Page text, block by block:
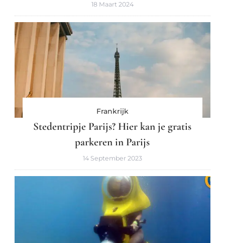
18 Maart 2024
Frankrijk
Stedentripje Parijs? Hier kan je gratis
parkeren in Parijs
14 September 2023